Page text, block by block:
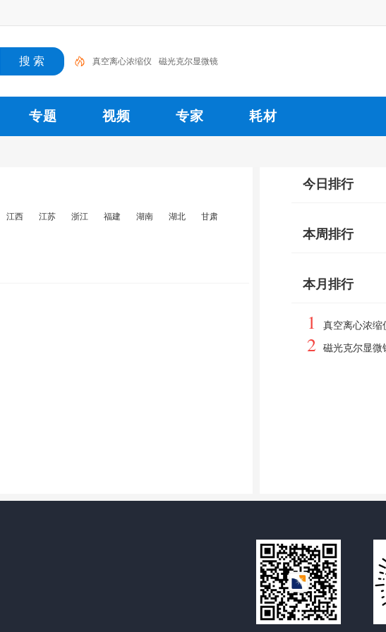
真空离心浓缩仪 磁光克尔显微镜
专题 视频 专家 耗材
江西 江苏 浙江 福建 湖南 湖北
甘肃
今日排行
本周排行
本月排行
1 真空离心浓缩
2 磁光克尔显微